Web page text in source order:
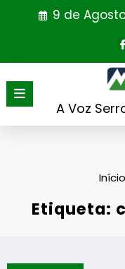
9 de
A Voz
Início
Etiqueta: